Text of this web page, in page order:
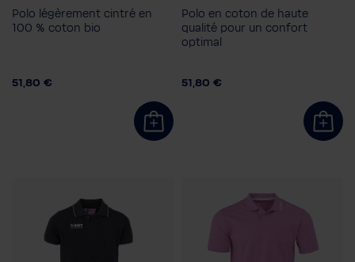
Taille homme
Polo légèrement cintré en
100 % coton bio
51,80 €
Taille femme
38
34
Polo en coton de haute
qualité pour un confort
optimal
51,80 €